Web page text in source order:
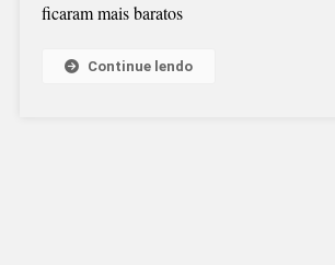
ficaram mais baratos
Continue lendo